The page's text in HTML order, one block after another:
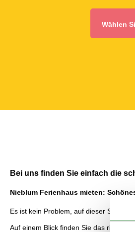
Wählen
Bei uns finden Sie einfach die
Nieblum Ferienhaus mieten:
Es ist kein Problem, auf dieser Seite
Auf einem Blick finden Sie das richtige